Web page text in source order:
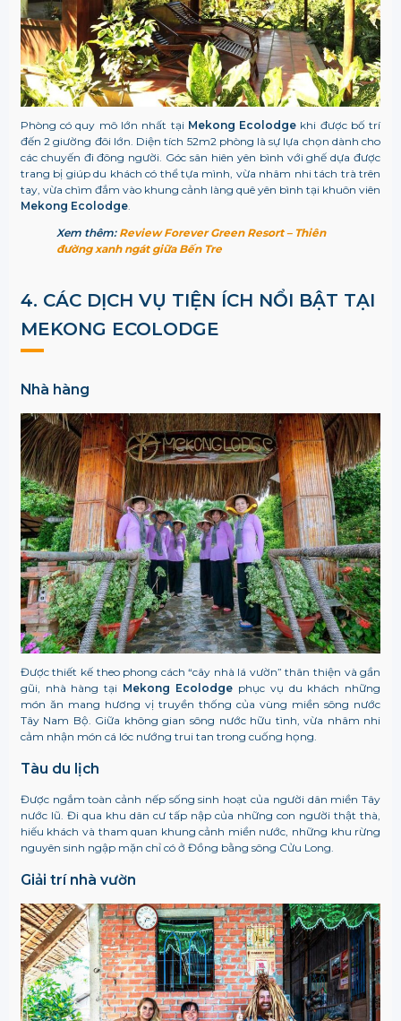
Phòng có quy mô lớn nhất tại Mekong Ecolodge khi được bố trí
đến 2 giường đôi lớn. Diện tích 52m2 phòng là sự lựa chọn dành cho
các chuyến đi đông người. Góc sân hiên yên bình với ghế dựa được
trang bị giúp du khách có thể tựa mình, vừa nhâm nhi tách trà trên
tay, vừa chìm đắm vào khung cảnh làng quê yên bình tại khuôn viên
Mekong Ecolodge.
Xem thêm: Review Forever Green Resort – Thiên
đường xanh ngát giữa Bến Tre
4. CÁC DỊCH VỤ TIỆN ÍCH NỔI BẬT TẠI
MEKONG ECOLODGE
Nhà hàng
Được thiết kế theo phong cách “cây nhà lá vườn” thân thiện và gần
gũi, nhà hàng tại Mekong Ecolodge phục vụ du khách những
món ăn mang hương vị truyền thống của vùng miền sông nước
Tây Nam Bộ. Giữa không gian sông nước hữu tình, vừa nhâm nhi
cảm nhận món cá lóc nướng trui tan trong cuống họng.
Tàu du lịch
Được ngắm toàn cảnh nếp sống sinh hoạt của người dân miền Tây
nước lũ. Đi qua khu dân cư tấp nập của những con người thật thà,
hiếu khách và tham quan khung cảnh miền nước, những khu rừng
nguyên sinh ngập mặn chỉ có ở Đồng bằng sông Cửu Long.
Giải trí nhà vườn